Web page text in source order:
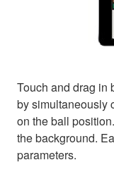
Touch and drag in
by simultaneously
on the ball
the background.
parameters.